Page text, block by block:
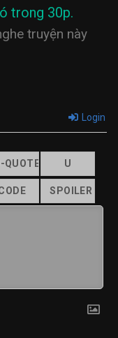
trong 30p.
truyện này
Login